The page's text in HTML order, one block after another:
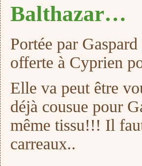
Balthazar…
Portée par
offerte à Cyprien
Elle va peut être
déjà cousue pour
même tissu!!! Il
carreaux..